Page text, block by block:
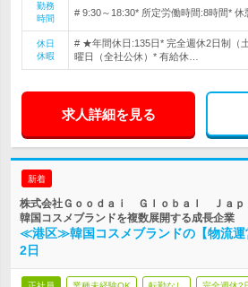
勤務
時間
# 9:30～18:30* 所定労働時間:8時間* 休
休日
休暇
# ★年間休日:135日* 完全週休2日制（
曜日（全社公休）* 有給休…
求人詳細を見る
新着
株式会社Ｇｏｏｄａｉ Ｇｌｏｂａｌ Ｊａｐ
韓国コスメブランドを複数展開する成長企業
≪港区≫韓国コスメブランドの【物流
2日